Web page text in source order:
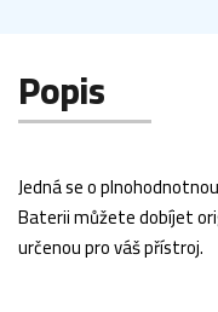
Popis
Jedná se o
Baterii můžete dobíjet
určenou pro váš přístroj.